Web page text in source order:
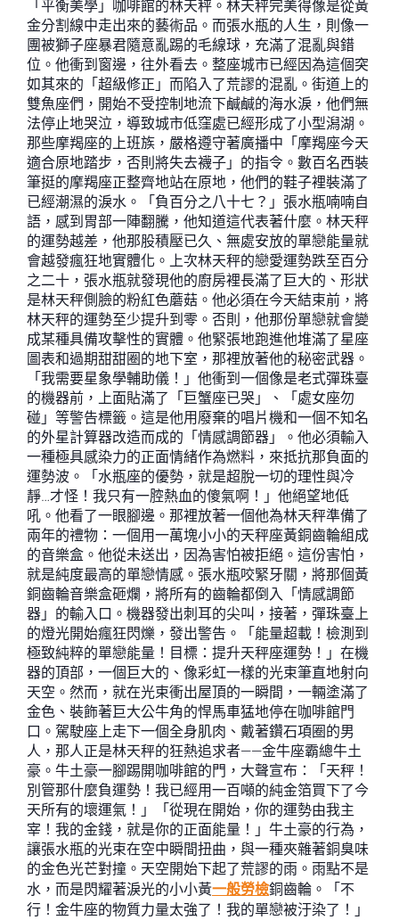
「平衡美學」咖啡館的林天秤。林天秤完美得像是從黃
金分割線中走出來的藝術品。而張水瓶的人生，則像一
團被獅子座暴君隨意亂踢的毛線球，充滿了混亂與錯
位。他衝到窗邊，往外看去。整座城市已經因為這個突
如其來的「超級修正」而陷入了荒謬的混亂。街道上的
雙魚座們，開始不受控制地流下鹹鹹的海水淚，他們無
法停止地哭泣，導致城市低窪處已經形成了小型潟湖。
那些摩羯座的上班族，嚴格遵守著廣播中「摩羯座今天
適合原地踏步，否則將失去襪子」的指令。數百名西裝
筆挺的摩羯座正整齊地站在原地，他們的鞋子裡裝滿了
已經潮濕的淚水。「負百分之八十七？」張水瓶喃喃自
語，感到胃部一陣翻騰，他知道這代表著什麼。林天秤
的運勢越差，他那股積壓已久、無處安放的單戀能量就
會越發瘋狂地實體化。上次林天秤的戀愛運勢跌至百分
之二十，張水瓶就發現他的廚房裡長滿了巨大的、形狀
是林天秤側臉的粉紅色蘑菇。他必須在今天結束前，將
林天秤的運勢至少提升到零。否則，他那份單戀就會變
成某種具備攻擊性的實體。他緊張地跑進他堆滿了星座
圖表和過期甜甜圈的地下室，那裡放著他的秘密武器。
「我需要星象學輔助儀！」他衝到一個像是老式彈珠臺
的機器前，上面貼滿了「巨蟹座已哭」、「處女座勿
碰」等警告標籤。這是他用廢棄的唱片機和一個不知名
的外星計算器改造而成的「情感調節器」。他必須輸入
一種極具感染力的正面情緒作為燃料，來抵抗那負面的
運勢波。「水瓶座的優勢，就是超脫一切的理性與冷
靜…才怪！我只有一腔熱血的傻氣啊！」他絕望地低
吼。他看了一眼腳邊。那裡放著一個他為林天秤準備了
兩年的禮物：一個用一萬塊小小的天秤座黃銅齒輪組成
的音樂盒。他從未送出，因為害怕被拒絕。這份害怕，
就是純度最高的單戀情感。張水瓶咬緊牙關，將那個黃
銅齒輪音樂盒砸爛，將所有的齒輪都倒入「情感調節
器」的輸入口。機器發出刺耳的尖叫，接著，彈珠臺上
的燈光開始瘋狂閃爍，發出警告。「能量超載！檢測到
極致純粹的單戀能量！目標：提升天秤座運勢！」在機
器的頂部，一個巨大的、像彩虹一樣的光束筆直地射向
天空。然而，就在光束衝出屋頂的一瞬間，一輛塗滿了
金色、裝飾著巨大公牛角的悍馬車猛地停在咖啡館門
口。駕駛座上走下一個全身肌肉、戴著鑽石項圈的男
人，那人正是林天秤的狂熱追求者——金牛座霸總牛土
豪。牛土豪一腳踢開咖啡館的門，大聲宣布：「天秤！
別管那什麼負運勢！我已經用一百噸的純金箔買下了今
天所有的壞運氣！」「從現在開始，你的運勢由我主
宰！我的金錢，就是你的正面能量！」牛土豪的行為，
讓張水瓶的光束在空中瞬間扭曲，與一種夾雜著銅臭味
的金色光芒對撞。天空開始下起了荒謬的雨。雨點不是
水，而是閃耀著淚光的小小黃一般勞檢銅齒輪。「不
行！金牛座的物質力量太強了！我的單戀被汙染了！」